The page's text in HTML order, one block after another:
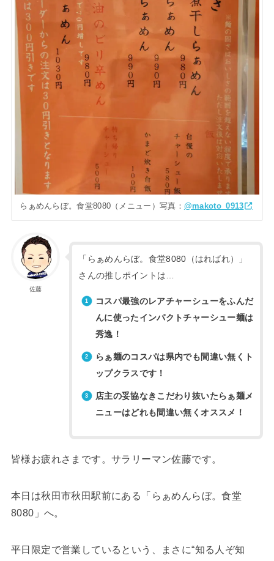
らぁめんらぼ。食堂8080（メニュー）写真： @makoto_0913
佐藤
「らぁめんらぼ。食堂8080（はればれ）」
さんの推しポイントは…
コスパ最強のレアチャーシューをふんだ
んに使ったインパクトチャーシュー麺は
秀逸！
らぁ麺のコスパは県内でも間違い無くト
ップクラスです！
店主の妥協なきこだわり抜いたらぁ麺メ
ニューはどれも間違い無くオススメ！
皆様お疲れさまです。サラリーマン佐藤です。
本日は秋田市秋田駅前にある「らぁめんらぼ。食堂
8080」へ。
平日限定で営業しているという、まさに“知る人ぞ知